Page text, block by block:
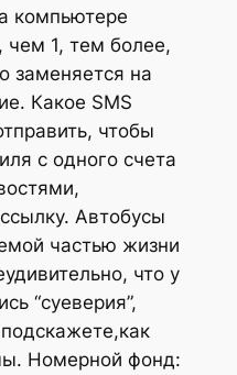
компьютере
чем 1, тем более,
заменяется на
Какое SMS
чтобы
с одного счета
Автобусы
частью жизни
что у
“суеверия”,
Номерной фонд: